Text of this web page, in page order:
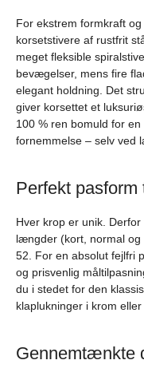
For ekstrem formkraft
korsetstivere af rustfrit
meget fleksible
bevægelser, mens fire
elegant holdning. Det
giver korsettet et
100 % ren bomuld for
fornemmelse – selv ved
Perfekt
Hver krop er unik.
længder (kort, normal og
52. For en absolut fejlfri
og prisvenlig
du i stedet for den
klaplukninger i krom
Gennemtænkte